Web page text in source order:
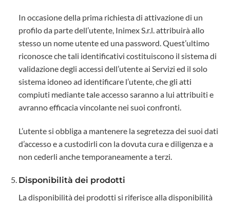
In occasione della prima richiesta di attivazione di un
profilo da parte dell’utente, Inimex S.r.l. attribuirà allo
stesso un nome utente ed una password. Quest’ultimo
riconosce che tali identificativi costituiscono il sistema di
validazione degli accessi dell’utente ai Servizi ed il solo
sistema idoneo ad identificare l’utente, che gli atti
compiuti mediante tale accesso saranno a lui attribuiti e
avranno efficacia vincolante nei suoi confronti.
L’utente si obbliga a mantenere la segretezza dei suoi dati
d’accesso e a custodirli con la dovuta cura e diligenza e a
non cederli anche temporaneamente a terzi.
Disponibilità dei prodotti
La disponibilità dei prodotti si riferisce alla disponibilità